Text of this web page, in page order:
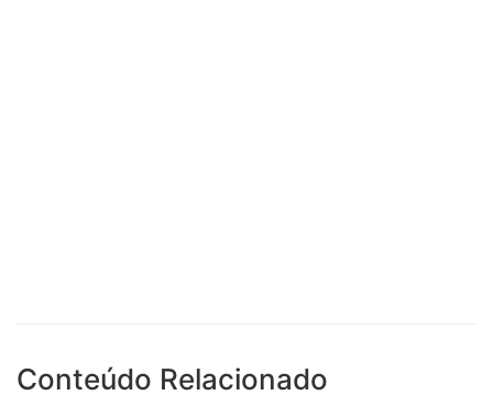
Conteúdo Relacionado